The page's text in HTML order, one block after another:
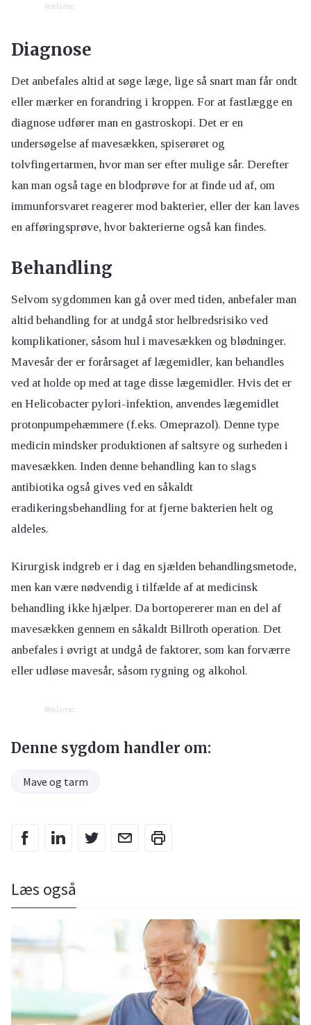
Reklame:
Diagnose
Det anbefales altid at søge læge, lige så snart man får ondt
eller mærker en forandring i kroppen. For at fastlægge en
diagnose udfører man en gastroskopi. Det er en
undersøgelse af mavesækken, spiserøret og
tolvfingertarmen, hvor man ser efter mulige sår. Derefter
kan man også tage en blodprøve for at finde ud af, om
immunforsvaret reagerer mod bakterier, eller der kan laves
en afføringsprøve, hvor bakterierne også kan findes.
Behandling
Selvom sygdommen kan gå over med tiden, anbefaler man
altid behandling for at undgå stor helbredsrisiko ved
komplikationer, såsom hul i mavesækken og blødninger.
Mavesår der er forårsaget af lægemidler, kan behandles
ved at holde op med at tage disse lægemidler. Hvis det er
en Helicobacter pylori-infektion, anvendes lægemidlet
protonpumpehæmmere (f.eks. Omeprazol). Denne type
medicin mindsker produktionen af saltsyre og surheden i
mavesækken. Inden denne behandling kan to slags
antibiotika også gives ved en såkaldt
eradikeringsbehandling for at fjerne bakterien helt og
aldeles.
Kirurgisk indgreb er i dag en sjælden behandlingsmetode,
men kan være nødvendig i tilfælde af at medicinsk
behandling ikke hjælper. Da bortopererer man en del af
mavesækken gennem en såkaldt Billroth operation. Det
anbefales i øvrigt at undgå de faktorer, som kan forværre
eller udløse mavesår, såsom rygning og alkohol.
Reklame:
Denne sygdom handler om:
Mave og tarm
Læs også